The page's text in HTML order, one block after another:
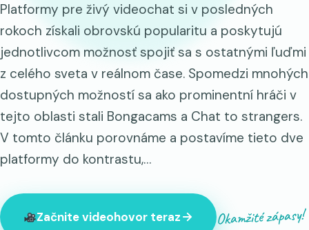
Platformy pre živý videochat si v posledných
rokoch získali obrovskú popularitu a poskytujú
jednotlivcom možnosť spojiť sa s ostatnými ľuďmi
z celého sveta v reálnom čase. Spomedzi mnohých
dostupných možností sa ako prominentní hráči v
tejto oblasti stali Bongacams a Chat to strangers.
V tomto článku porovnáme a postavíme tieto dve
platformy do kontrastu,…
Začnite videohovor teraz Okamžité zápasy!